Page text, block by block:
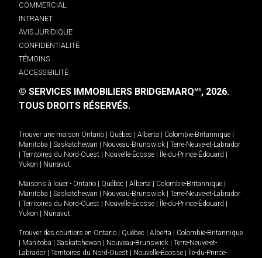
COMMERCIAL
INTRANET
AVIS JURIDIQUE
CONFIDENTIALITÉ
TÉMOINS
ACCESSIBILITÉ
© SERVICES IMMOBILIERS BRIDGEMARQMD, 2026.
TOUS DROITS RÉSERVÉS.
Trouver une maison Ontario Québec Alberta Colombie-Britannique
Manitoba
Saskatchewan Nouveau-Brunswick
Terre-Neuve-et-Labrador
Territoires du Nord-Ouest Nouvelle-Écosse Île-du-Prince-Édouard
Yukon
Nunavut.
Maisons à louer - Ontario Québec Alberta Colombie-Britannique
Manitoba
Saskatchewan Nouveau-Brunswick
Terre-Neuve-et-Labrador
Territoires du Nord-Ouest Nouvelle-Écosse Île-du-Prince-Édouard
Yukon
Nunavut.
Trouver des courtiers en Ontario Québec Alberta
Colombie-Britannique
Manitoba Saskatchewan Nouveau-Brunswick
Terre-Neuve-et-
Labrador
Territoires du Nord-Ouest Nouvelle-Écosse
Île-du-Prince-